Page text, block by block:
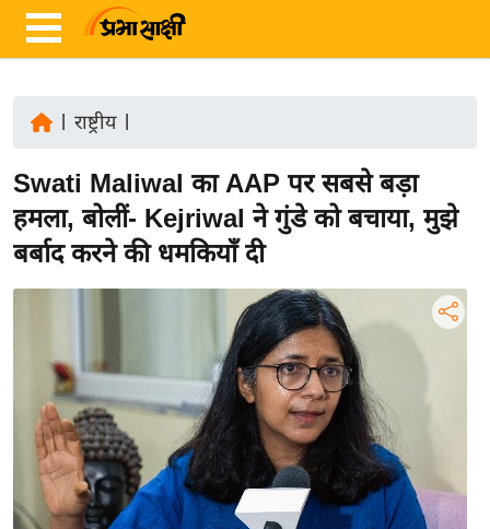
ज़ा
ख
ब
र
त
र्रा
ष्ट्री
य
राष्ट्रीय|
Swati Maliwal का AAP पर सबसे बड़ा
हमला, बोलीं- Kejriwal ने गुंडे को बचाया, मुझे
बर्बाद करने की धमकियाँ दी